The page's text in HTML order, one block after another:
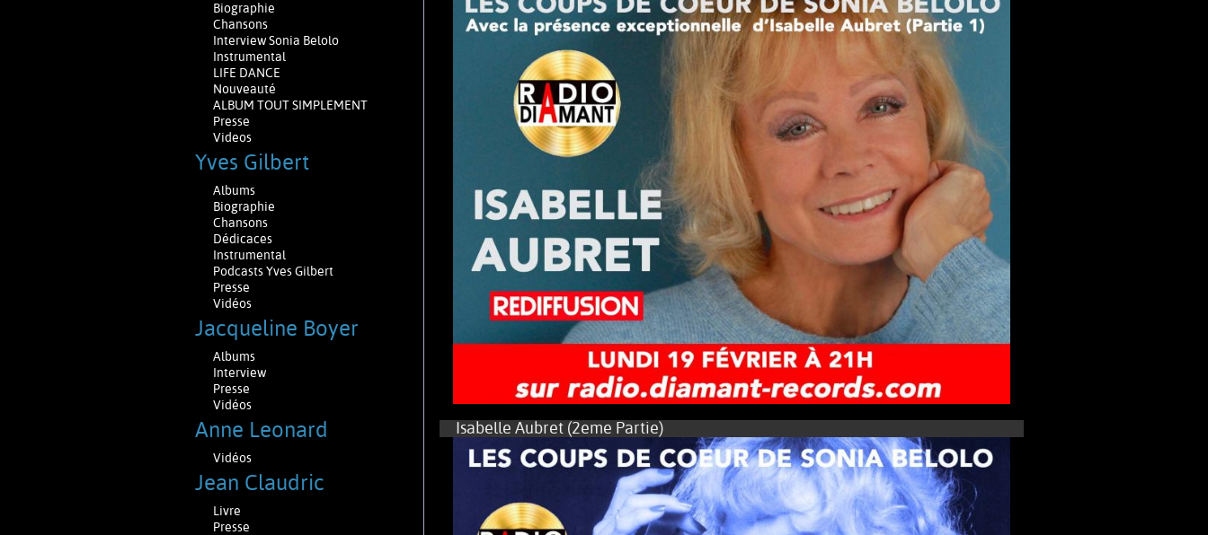
Biographie
Chansons
Interview Sonia Belolo
Instrumental
LIFE DANCE
Nouveauté
ALBUM TOUT SIMPLEMENT
Presse
Videos
Yves Gilbert
Albums
Biographie
Chansons
Dédicaces
Instrumental
Podcasts Yves Gilbert
Presse
Vidéos
Jacqueline Boyer
Albums
Interview
Presse
Vidéos
Anne Leonard
Vidéos
Jean Claudric
Livre
Presse
Isabelle Aubret (2eme Partie)